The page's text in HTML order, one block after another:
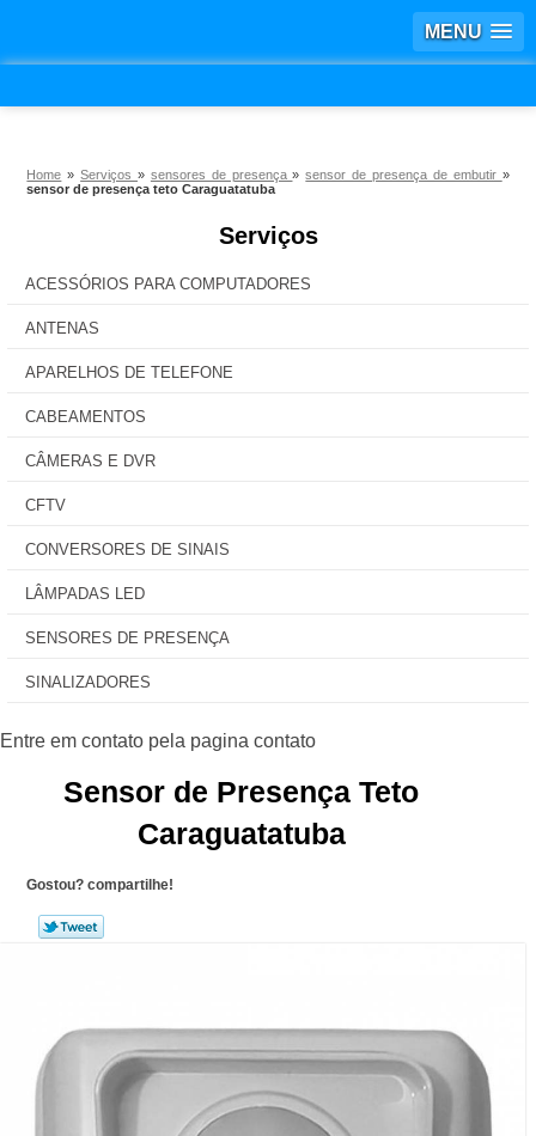
MENU
Home »Serviços» sensores de presença»sensor de presença de embutir »
sensor de presença teto Caraguatatuba
Serviços
ACESSÓRIOS PARA COMPUTADORES
ANTENAS
APARELHOS DE TELEFONE
CABEAMENTOS
CÂMERAS E DVR
CFTV
CONVERSORES DE SINAIS
LÂMPADAS LED
SENSORES DE PRESENÇA
SINALIZADORES
Sensor de Presença Teto
Caraguatatuba
Gostou? compartilhe!